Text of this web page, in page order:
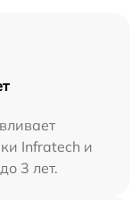
Infratech и
3 лет.